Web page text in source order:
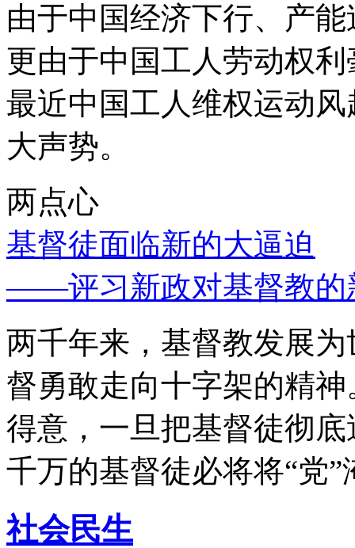
由于中国经济下行、产
更由于中国工人劳动权
最近中国工人维权运动
大声势。
两点心
基督徒面临新的大逼迫
——评习新政对基督教的
两千年来，基督教发展
督勇敢走向十字架的精
得意，一旦把基督徒彻
千万的基督徒必将将“党”
社会民生